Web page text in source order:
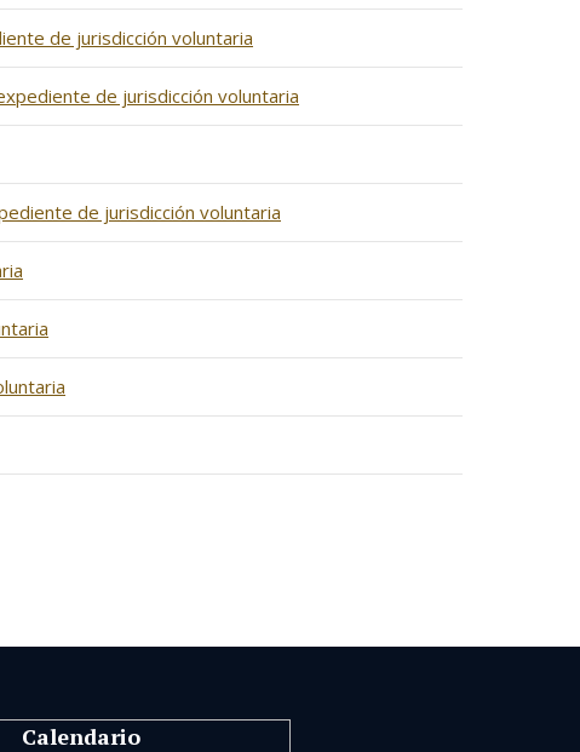
de jurisdicción voluntaria
de jurisdicción voluntaria
de jurisdicción voluntaria
Calendario